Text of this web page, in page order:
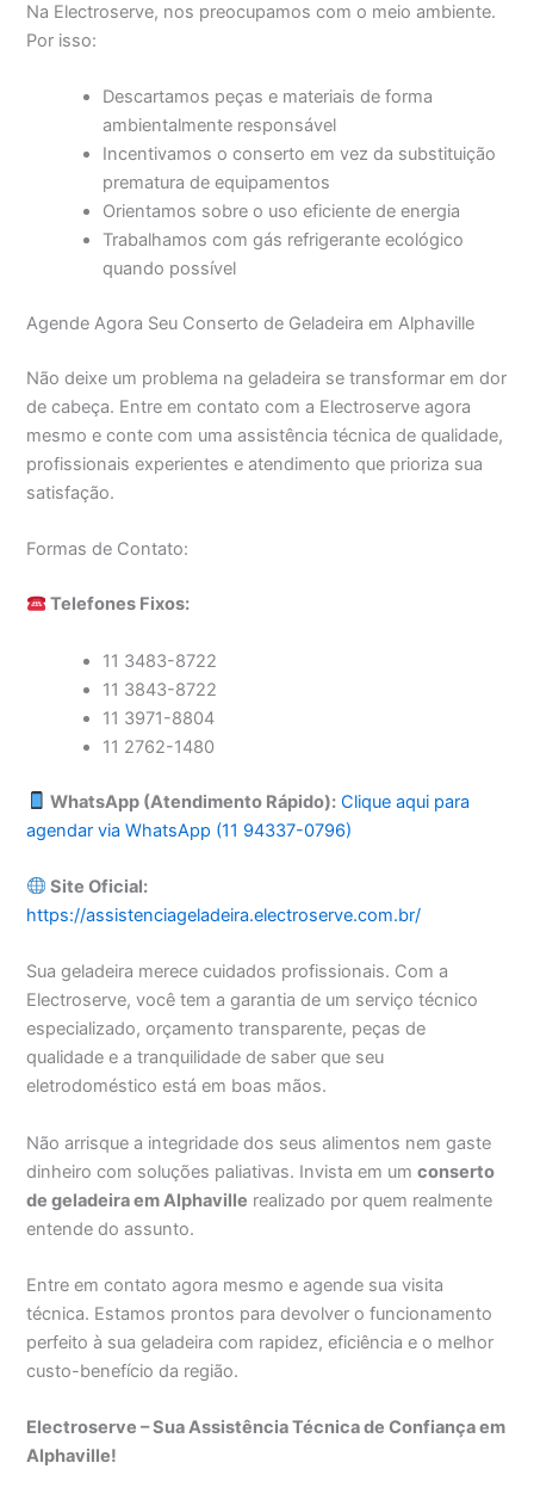
Na Electroserve, nos preocupamos com o meio ambiente.
Por isso:
Descartamos peças e materiais de forma
ambientalmente responsável
Incentivamos o conserto em vez da substituição
prematura de equipamentos
Orientamos sobre o uso eficiente de energia
Trabalhamos com gás refrigerante ecológico
quando possível
Agende Agora Seu Conserto de Geladeira em Alphaville
Não deixe um problema na geladeira se transformar em dor
de cabeça. Entre em contato com a Electroserve agora
mesmo e conte com uma assistência técnica de qualidade,
profissionais experientes e atendimento que prioriza sua
satisfação.
Formas de Contato:
Telefones Fixos:
11 3483-8722
11 3843-8722
11 3971-8804
11 2762-1480
WhatsApp (Atendimento Rápido): Clique aqui para
agendar via WhatsApp (11 94337-0796)
Site Oficial:
https://assistenciageladeira.electroserve.com.br/
Sua geladeira merece cuidados profissionais. Com a
Electroserve, você tem a garantia de um serviço técnico
especializado, orçamento transparente, peças de
qualidade e a tranquilidade de saber que seu
eletrodoméstico está em boas mãos.
Não arrisque a integridade dos seus alimentos nem gaste
dinheiro com soluções paliativas. Invista em umconserto
de geladeira em Alphaville realizado por quem realmente
entende do assunto.
Entre em contato agora mesmo e agende sua visita
técnica. Estamos prontos para devolver o funcionamento
perfeito à sua geladeira com rapidez, eficiência e o melhor
custo-benefício da região.
Electroserve – Sua Assistência Técnica de Confiança em
Alphaville!